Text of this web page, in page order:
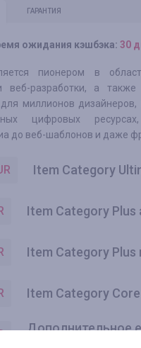
ГАРАНТИЯ
ожидания кэшбэка: 30
пионером в
веб-разработки, а также
миллионов
цифровых
до веб-шаблонов и даже
Item Category
Item Category Plus
Item Category Plus
Item Category
Дополнительное